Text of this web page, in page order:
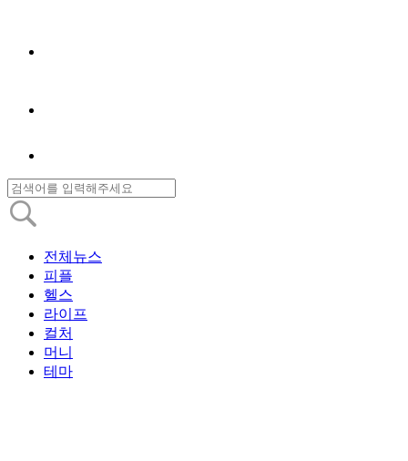
전체뉴스
피플
헬스
라이프
컬처
머니
테마